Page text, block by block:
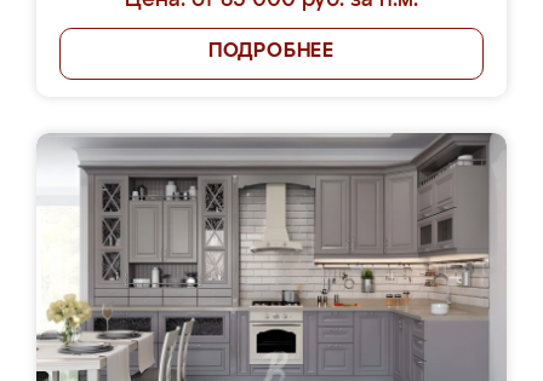
ПОДРОБНЕЕ